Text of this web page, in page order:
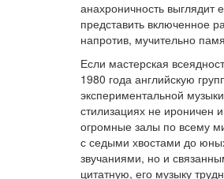
анахроничность
представить включенное
напротив, мучительно
Если мастерская
1980 года английскую
экспериментальной
стилизациях не ироничен
огромные залы по всему
с седыми хвостами до
звучаниями, но и
цитатную, его музыку